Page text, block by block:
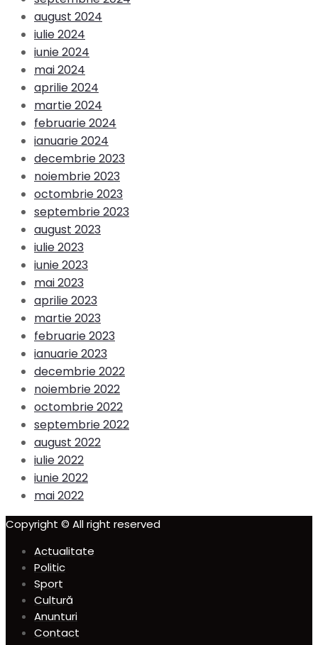
august 2024
iulie 2024
iunie 2024
mai 2024
aprilie 2024
martie 2024
februarie 2024
ianuarie 2024
decembrie 2023
noiembrie 2023
octombrie 2023
septembrie 2023
august 2023
iulie 2023
iunie 2023
mai 2023
aprilie 2023
martie 2023
februarie 2023
ianuarie 2023
decembrie 2022
noiembrie 2022
octombrie 2022
septembrie 2022
august 2022
iulie 2022
iunie 2022
mai 2022
Copyright © All right reserved
Actualitate
Politic
Sport
Cultură
Anunturi
Contact